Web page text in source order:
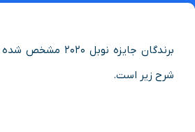
برندگان جایزه نوبل
شرح زیر است.